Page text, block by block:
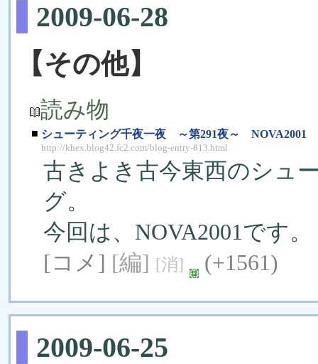
2009-06-28
【その他】
読み物
■ シューティング千夜一夜 ～第291夜～ NOVA2001
http://khex.blog42.fc2.com/blog-entry-813.html
古きよき古今東西のシュ
グ。
今回は、NOVA2001です。
[コメ] [編] [消] (+1561)
2009-06-25